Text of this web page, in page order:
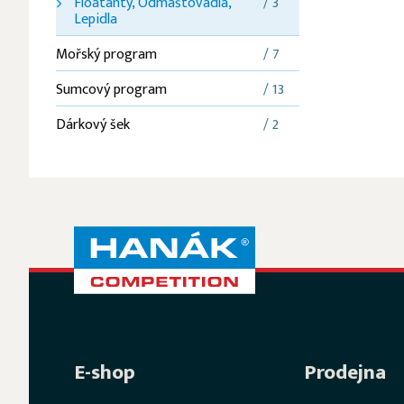
Lepidla
Mořský program
/ 7
Sumcový program
/ 13
Dárkový šek
/ 2
E-shop Prodejna